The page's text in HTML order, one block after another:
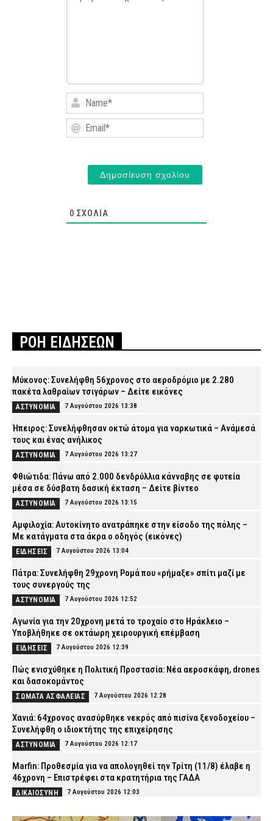
Name*
Email*
0 ΣΧΌΛΙΑ
ΡΟΗ ΕΙΔΗΣΕΩΝ
Μύκονος: Συνελήφθη 56χρονος στο αεροδρόμιο με 2.280
πακέτα λαθραίων τσιγάρων – Δείτε εικόνες
ΑΣΤΥΝΟΜΙΑ 7 Αυγούστου 2026 13:38
Ήπειρος: Συνελήφθησαν οκτώ άτομα για ναρκωτικά – Ανάμεσά
τους και ένας ανήλικος
ΑΣΤΥΝΟΜΙΑ 7 Αυγούστου 2026 13:27
Φθιώτιδα: Πάνω από 2.000 δενδρύλλια κάνναβης σε φυτεία
μέσα σε δύσβατη δασική έκταση – Δείτε βίντεο
ΑΣΤΥΝΟΜΙΑ 7 Αυγούστου 2026 13:15
Αμφιλοχία: Αυτοκίνητο ανατράπηκε στην είσοδο της πόλης –
Με κατάγματα στα άκρα ο οδηγός (εικόνες)
ΕΙΔΗΣΕΙΣ 7 Αυγούστου 2026 13:04
Πάτρα: Συνελήφθη 29χρονη Ρομά που «ρήμαξε» σπίτι μαζί με
τους συνεργούς της
ΑΣΤΥΝΟΜΙΑ 7 Αυγούστου 2026 12:52
Αγωνία για την 20χρονη μετά το τροχαίο στο Ηράκλειο –
Υποβλήθηκε σε οκτάωρη χειρουργική επέμβαση
ΕΙΔΗΣΕΙΣ 7 Αυγούστου 2026 12:39
Πώς ενισχύθηκε η Πολιτική Προστασία: Νέα αεροσκάφη, drones
και δασοκομάντος
ΣΩΜΑΤΑ ΑΣΦΑΛΕΙΑΣ 7 Αυγούστου 2026 12:28
Χανιά: 64χρονος ανασύρθηκε νεκρός από πισίνα ξενοδοχείου –
Συνελήφθη ο ιδιοκτήτης της επιχείρησης
ΑΣΤΥΝΟΜΙΑ 7 Αυγούστου 2026 12:17
Marfin: Προθεσμία για να απολογηθεί την Τρίτη (11/8) έλαβε η
46χρονη – Επιστρέφει στα κρατητήρια της ΓΑΔΑ
ΔΙΚΑΙΟΣΥΝΗ 7 Αυγούστου 2026 12:03
Οικογενειακή τραγωδία στις Σέρρες: Σκοτώθηκαν μητέρα και